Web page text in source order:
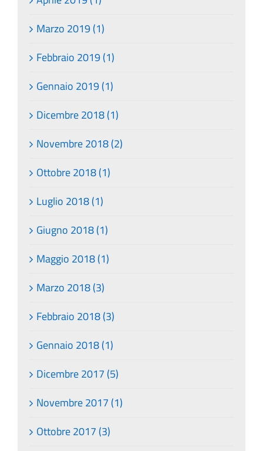
Marzo 2019 (1)
Febbraio 2019 (1)
Gennaio 2019 (1)
Dicembre 2018 (1)
Novembre 2018 (2)
Ottobre 2018 (1)
Luglio 2018 (1)
Giugno 2018 (1)
Maggio 2018 (1)
Marzo 2018 (3)
Febbraio 2018 (3)
Gennaio 2018 (1)
Dicembre 2017 (5)
Novembre 2017 (1)
Ottobre 2017 (3)